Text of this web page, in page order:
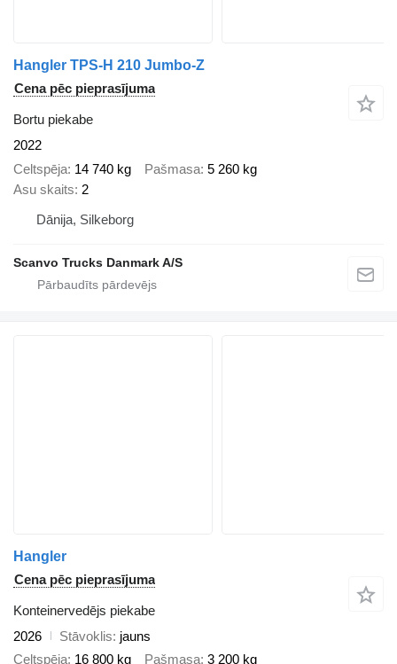
Hangler TPS-H 210 Jumbo-Z
Cena pēc pieprasījuma
Bortu piekabe
2022
Celtspēja 14 740 kg Pašmasa 5 260 kg
Asu skaits 2
Dānija, Silkeborg
Scanvo Trucks Danmark A/S
Hangler
Cena pēc pieprasījuma
Konteinervedējs piekabe
2026
Stāvoklis jauns
Celtspēja 16 800 kg Pašmasa 3 200 kg